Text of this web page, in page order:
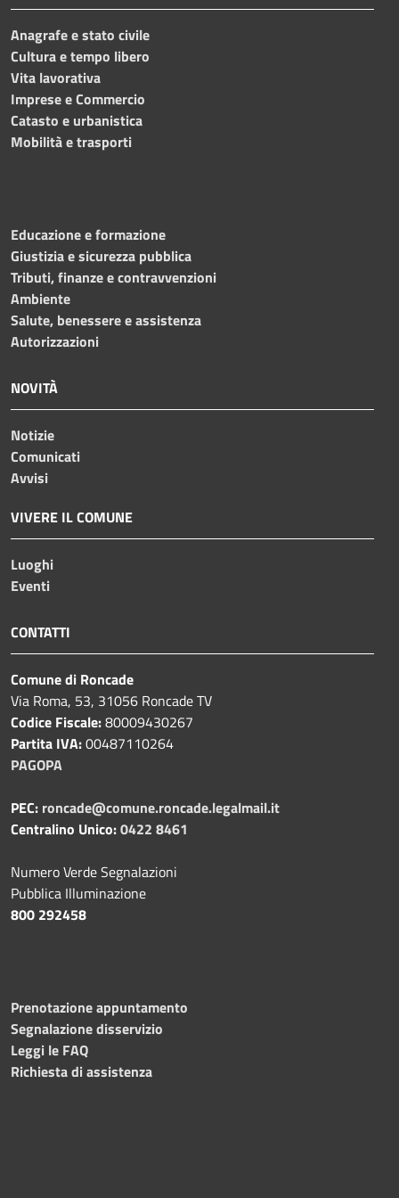
Anagrafe e stato civile
Cultura e tempo libero
Vita lavorativa
Imprese e Commercio
Catasto e urbanistica
Mobilità e trasporti
Educazione e formazione
Giustizia e sicurezza pubblica
Tributi, finanze e contravvenzioni
Ambiente
Salute, benessere e assistenza
Autorizzazioni
NOVITÀ
Notizie
Comunicati
Avvisi
VIVERE IL COMUNE
Luoghi
Eventi
CONTATTI
Comune di Roncade
Via Roma, 53, 31056 Roncade TV
Codice Fiscale:80009430267
Partita IVA:00487110264
PAGOPA
PEC: roncade@comune.roncade.legalmail.it
Centralino Unico:0422 8461
Numero Verde Segnalazioni
Pubblica Illuminazione
800 292458
Prenotazione appuntamento
Segnalazione disservizio
Leggi le FAQ
Richiesta di assistenza